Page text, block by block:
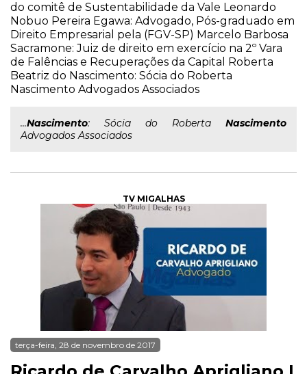
do comitê de Sustentabilidade da Vale Leonardo
Nobuo Pereira Egawa: Advogado, Pós-graduado em
Direito Empresarial pela (FGV-SP) Marcelo Barbosa
Sacramone: Juiz de direito em exercício na 2º Vara
de Falências e Recuperações da Capital Roberta
Beatriz do Nascimento: Sócia do Roberta
Nascimento Advogados Associados
...Nascimento: Sócia do Roberta Nascimento
Advogados Associados
TV MIGALHAS
terça-feira, 28 de novembro de 2017